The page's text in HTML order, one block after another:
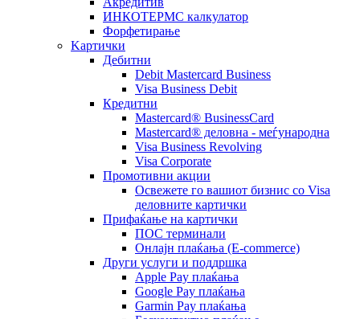
ИНКОТЕРМС калкулатор
Форфетирање
Kартички
Дебитни
Debit Mastercard Business
Visa Business Debit
Кредитни
Mastercard® BusinessCard
Mastercard® деловна - меѓународна
Visa Business Revolving
Visa Corporate
Промотивни акции
Освежете го вашиот бизнис со Visa
деловните картички
Прифаќање на картички
ПОС терминали
Онлајн плаќања (Е-commerce)
Други услуги и поддршка
Apple Pay плаќања
Google Pay плаќања
Garmin Pay плаќања